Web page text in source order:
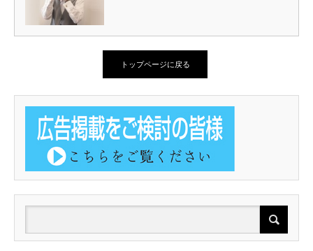
トップページに戻る